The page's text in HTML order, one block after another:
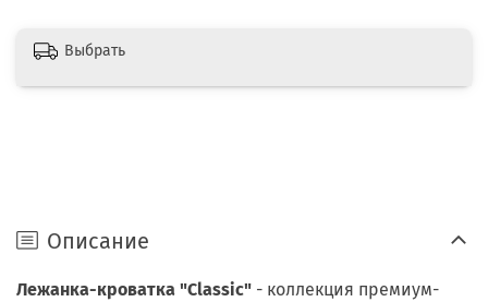
Выбрать
Описание
Лежанка-кроватка "Classic" - коллекция премиум-